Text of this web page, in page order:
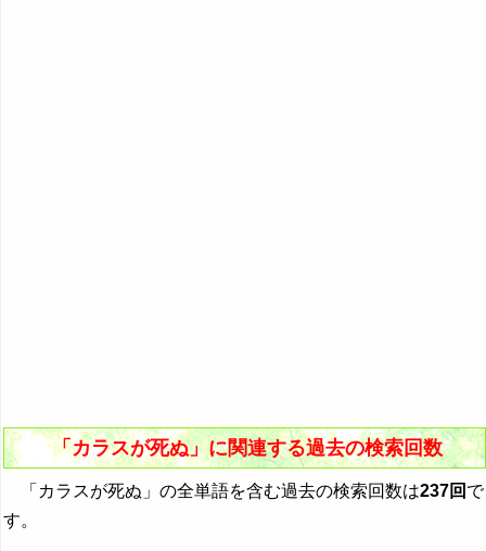
「カラスが死ぬ」に関連する過去の検索回数
「カラスが死ぬ」の全単語を含む過去の検索回数は237回 で
す。